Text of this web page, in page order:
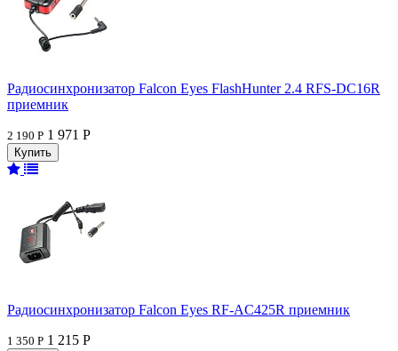
Радиосинхронизатор Falcon Eyes FlashHunter 2.4 RFS-DC16R
приемник
2 190 Р 1 971 Р
Радиосинхронизатор Falcon Eyes RF-AC425R приемник
1 350 Р 1 215 Р